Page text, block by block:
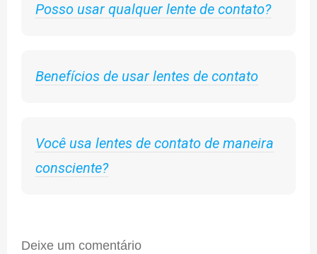
Posso usar qualquer lente de contato?
Benefícios de usar lentes de contato
Você usa lentes de contato de maneira
consciente?
Deixe um comentário